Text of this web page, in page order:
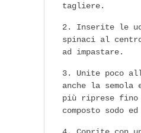
tagliere.
Inserite le
spinaci al
ad impastare.
Unite poco
anche la semola
più riprese fino
composto sodo